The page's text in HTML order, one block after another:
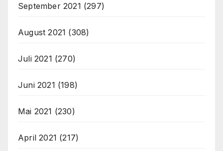
September 2021 (297)
August 2021 (308)
Juli 2021 (270)
Juni 2021 (198)
Mai 2021 (230)
April 2021 (217)